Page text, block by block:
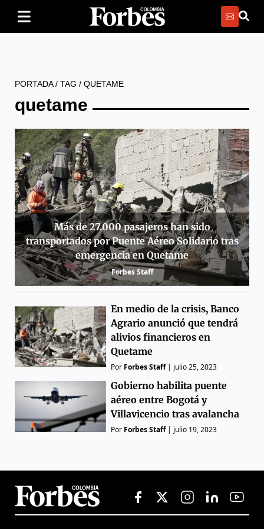
PORTADA/ TAG / QUETAME
quetame
Más de 27.000 pasajeros han sido
transportados por Puente Aéreo Solidario tras
emergencia en Quetame
Forbes Staff
En medio de la crisis, Banco
Agrario anunció que tendrá
alivios financieros en
Quetame
Por Forbes Staff| julio 25, 2023
Gobierno habilita puente
aéreo entre Bogotá y
Villavicencio tras avalancha
Por Forbes Staff| julio 19, 2023